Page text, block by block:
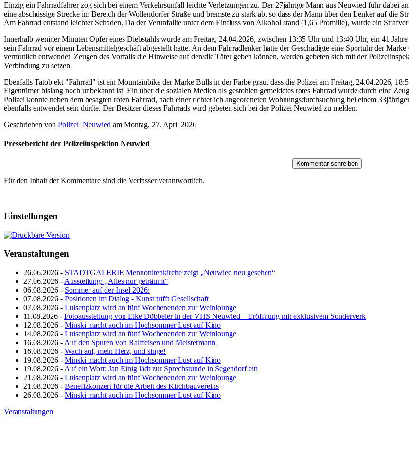
Einzig ein Fahrradfahrer zog sich bei einem Verkehrsunfall leichte Verletzungen zu. Der 27jährige Mann aus Neuwied fuhr dabei
eine abschüssige Strecke im Bereich der Wollendorfer Straße und bremste zu stark ab, so dass der Mann über den Lenker auf die
Am Fahrrad entstand leichter Schaden. Da der Verunfallte unter dem Einfluss von Alkohol stand (1,65 Promille), wurde ein
Innerhalb weniger Minuten Opfer eines Diebstahls wurde am Freitag, 24.04.2026, zwischen 13:35 Uhr und 13:40 Uhr, ein 41
sein Fahrrad vor einem Lebensmittelgeschäft abgestellt hatte. An dem Fahrradlenker hatte der Geschädigte eine Sportuhr der
vermutlich entwendet. Zeugen des Vorfalls die Hinweise auf den/die Täter geben können, werden gebeten sich mit der
Verbindung zu setzen.
Ebenfalls Tatobjekt "Fahrrad" ist ein Mountainbike der Marke Bulls in der Farbe grau, dass die Polizei am Freitag, 24.04.2026,
Eigentümer bislang noch unbekannt ist. Ein über die sozialen Medien als gestohlen gemeldetes rotes Fahrrad wurde durch eine
Polizei konnte neben dem besagten roten Fahrrad, nach einer richterlich angeordneten Wohnungsdurchsuchung bei einem
ebenfalls entwendet sein dürfte. Der Besitzer dieses Fahrrads wird gebeten sich bei der Polizei Neuwied zu melden.
Geschrieben von Polizei_Neuwied am Montag, 27. April 2026
Pressebericht der Polizeiinspektion Neuwied
Für den Inhalt der Kommentare sind die Verfasser verantwortlich.
Einstellungen
Veranstaltungen
26.06.2026 - STADTGALERIE Mennonitenkirche zeigt „Neuwied neu gesehen“
27.06.2026 - Ausstellung: „Alles nur geträumt“
06.08.2026 - Sommer auf der Insel 2026:
07.08.2026 - Positionen im Dialog - Kunst trifft Gesellschaft
07.08.2026 - Luisenplatz wird an fünf Wochenenden zur Weinlounge
11.08.2026 - Fotoausstellung von Elke Döbbeler in der VHS Neuwied – Eröffnung mit exklusivem Sonderverk
12.08.2026 - Minski macht auch im Hochsommer Lust auf Kino
14.08.2026 - Luisenplatz wird an fünf Wochenenden zur Weinlounge
16.08.2026 - Auf den Spuren von Raiffeisen und Meistermann
16.08.2026 - Wach auf, mein Herz, und singe!
19.08.2026 - Minski macht auch im Hochsommer Lust auf Kino
19.08.2026 - Auf ein Wort: Jan Einig lädt zur Sprechstunde in Segendorf ein
21.08.2026 - Luisenplatz wird an fünf Wochenenden zur Weinlounge
21.08.2026 - Benefizkonzert für die Arbeit des Kirchbauvereins
26.08.2026 - Minski macht auch im Hochsommer Lust auf Kino
Veranstaltungen